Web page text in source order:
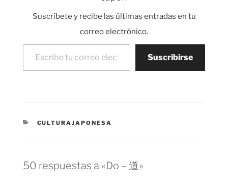
Suscríbete y recibe las últimas entradas en tu
correo electrónico.
Escribe tu correo electrónico…
Suscribirse
CATEGORÍAS
CULTURAJAPONESA
50 respuestas a «Do – 道»